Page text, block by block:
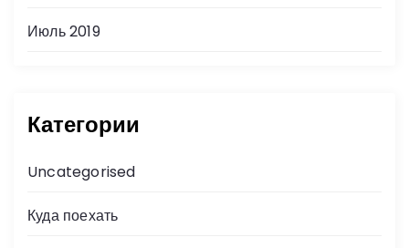
Июль 2019
Категории
Uncategorised
Куда поехать